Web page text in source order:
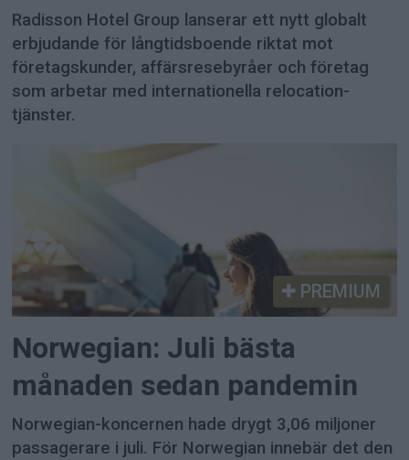
Radisson Hotel Group lanserar ett nytt globalt
erbjudande för långtidsboende riktat mot
företagskunder, affärsresebyråer och företag
som arbetar med internationella relocation-
tjänster.
PREMIUM
Norwegian: Juli bästa
månaden sedan pandemin
Norwegian-koncernen hade drygt 3,06 miljoner
passagerare i juli. För Norwegian innebär det den